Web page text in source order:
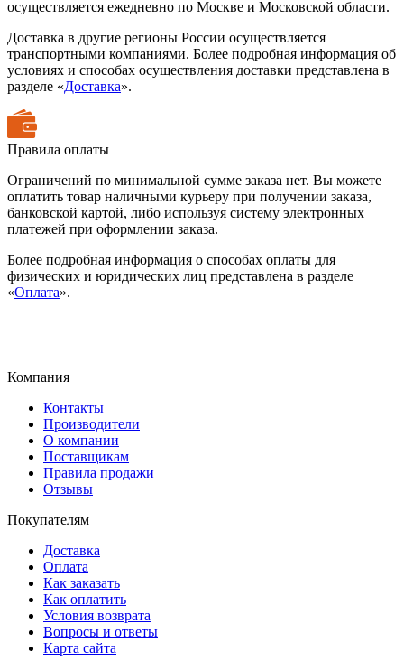
осуществляется ежедневно по Москве и Московской области.
Доставка в другие регионы России осуществляется
транспортными компаниями. Более подробная информация об
условиях и способах осуществления доставки представлена в
разделе «Доставка».
Правила оплаты
Ограничений по минимальной сумме заказа нет. Вы можете
оплатить товар наличными курьеру при получении заказа,
банковской картой, либо используя систему электронных
платежей при оформлении заказа.
Более подробная информация о способах оплаты для
физических и юридических лиц представлена в разделе
«Оплата».
Компания
Контакты
Производители
О компании
Поставщикам
Правила продажи
Отзывы
Покупателям
Доставка
Оплата
Как заказать
Как оплатить
Условия возврата
Вопросы и ответы
Карта сайта